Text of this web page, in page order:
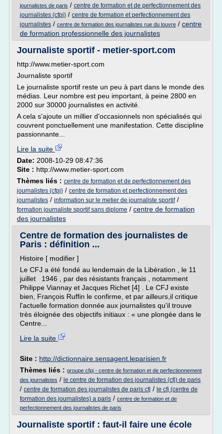
journalistes de paris / centre de formation et de perfectionnement des
journalistes (cfpj) / centre de formation et perfectionnement des
journalistes / centre de formation des journalistes rue du louvre / centre
de formation professionnelle des journalistes
Journaliste sportif - metier-sport.com
http://www.metier-sport.com
Journaliste sportif
Le journaliste sportif reste un peu à part dans le monde des
médias. Leur nombre est peu important, à peine 2800 en
2000 sur 30000 journalistes en activité.
A cela s'ajoute un millier d'occasionnels non spécialisés qui
couvrent ponctuellement une manifestation. Cette discipline
passionnante...
Lire la suite
Date: 2008-10-29 08:47:36
Site : http://www.metier-sport.com
Thèmes liés : centre de formation et de perfectionnement des
journalistes (cfpj) / centre de formation et perfectionnement des
journalistes / information sur le metier de journaliste sportif/
formation journaliste sportif sans diplome / centre de formation
des journalistes
Centre de formation des journalistes de
Paris : définition ...
Histoire [ modifier ]
Le CFJ a été fondé au lendemain de la Libération , le 11
juillet 1946 , par des résistants français , notamment
Philippe Viannay et Jacques Richet [4] . Le CFJ existe
bien, François Ruffin le confirme, et par ailleurs,il critique
l'actuelle formation donnée aux journalistes qu'il trouve
très éloignée des objectifs initiaux : « une plongée dans le
Centre...
Lire la suite
Site : http://dictionnaire.sensagent.leparisien.fr
Thèmes liés : groupe cfpj - centre de formation et de perfectionnement
des journalistes / le centre de formation des journalistes (cfj) de paris
/ centre de formation des journalistes de paris cfj / le cfj (centre de
formation des journalistes) a paris / centre de formation et de
perfectionnement des journalistes de paris
Journaliste sportif : faut-il faire une école